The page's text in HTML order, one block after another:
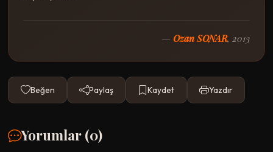
— Ozan SONAR, 2013
Beğen Paylaş Kaydet Yazdır
Yorumlar (0)